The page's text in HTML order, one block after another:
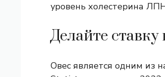
уровень холестерина
Делайте
Овес является одним из